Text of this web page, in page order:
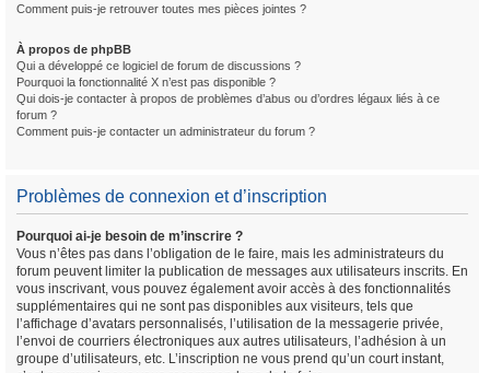
Comment puis-je retrouver toutes mes pièces jointes ?
À propos de phpBB
Qui a développé ce logiciel de forum de discussions ?
Pourquoi la fonctionnalité X n’est pas disponible ?
Qui dois-je contacter à propos de problèmes d’abus ou d’ordres légaux liés à ce
forum ?
Comment puis-je contacter un administrateur du forum ?
Problèmes de connexion et d’inscription
Pourquoi ai-je besoin de m’inscrire ?
Vous n’êtes pas dans l’obligation de le faire, mais les administrateurs du
forum peuvent limiter la publication de messages aux utilisateurs inscrits. En
vous inscrivant, vous pouvez également avoir accès à des fonctionnalités
supplémentaires qui ne sont pas disponibles aux visiteurs, tels que
l’affichage d’avatars personnalisés, l’utilisation de la messagerie privée,
l’envoi de courriers électroniques aux autres utilisateurs, l’adhésion à un
groupe d’utilisateurs, etc. L’inscription ne vous prend qu’un court instant,